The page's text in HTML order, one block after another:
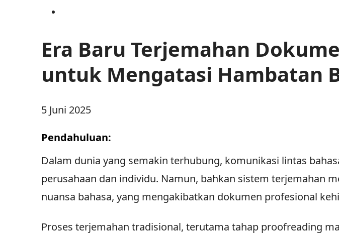
Era Baru Terjemahan
untuk Mengatasi Hambatan
5 Juni 2025
Pendahuluan:
Dalam dunia yang semakin terhubung, komunikasi lintas
perusahaan dan individu. Namun, bahkan sistem terjemahan
nuansa bahasa, yang mengakibatkan dokumen profesional
Proses terjemahan tradisional, terutama tahap proofreading